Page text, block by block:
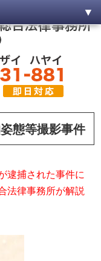
態等撮影事件
逮捕された事件に
法律事務所が解説